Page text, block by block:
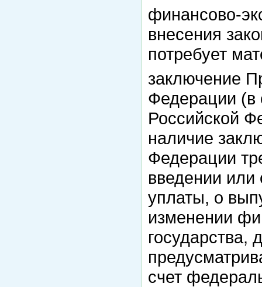
финансово-
внесения
потребует
заключение
Федерации (в
Российской
наличие
Федерации
введении или
уплаты, о
изменении
государства,
счет